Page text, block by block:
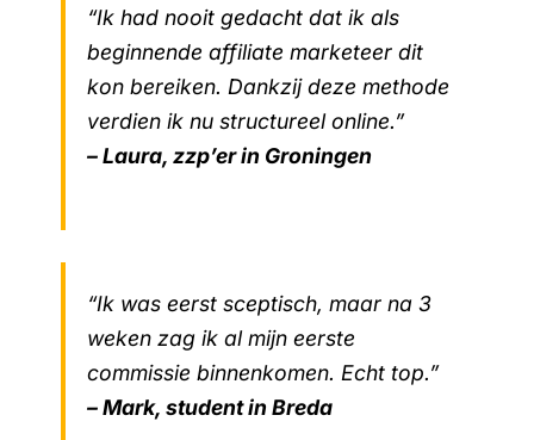
“Ik had nooit gedacht dat ik als
beginnende affiliate marketeer dit
kon bereiken. Dankzij deze methode
verdien ik nu structureel online.”
– Laura, zzp’er in Groningen
“Ik was eerst sceptisch, maar na 3
weken zag ik al mijn eerste
commissie binnenkomen. Echt top.”
– Mark, student in Breda